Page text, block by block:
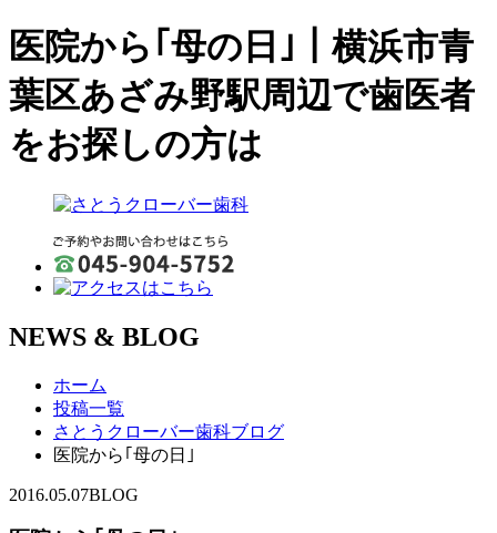
医院から｢母の日｣｜横浜市青
葉区あざみ野駅周辺で歯医者
をお探しの方は
NEWS & BLOG
ホーム
投稿一覧
さとうクローバー歯科ブログ
医院から｢母の日｣
2016.05.07BLOG